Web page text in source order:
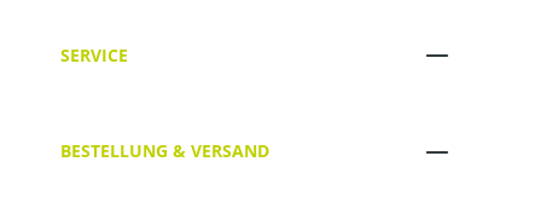
SERVICE
BESTELLUNG & VERSAND